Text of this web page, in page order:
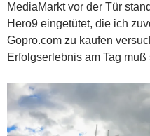
MediaMarkt vor der Tür
Hero9 eingetütet, die ich
Gopro.com zu kaufen
Erfolgserlebnis am Tag